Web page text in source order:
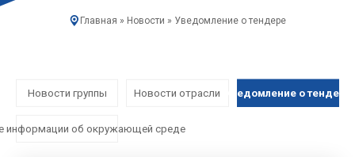
Главная » Новости » Уведомление о тендере
Новости группы Новости отрасли Уведомление о тендере
информации об окружающей среде